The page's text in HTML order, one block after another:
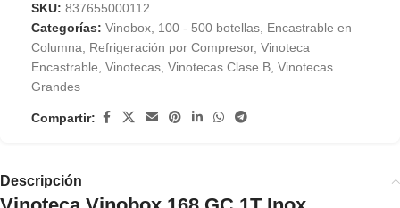
SKU: 837655000112
Categorías: Vinobox 100 - 500 botellas Encastrable en
Columna
Refrigeración por Compresor, Vinoteca
Encastrable Vinotecas Vinotecas Clase B Vinotecas
Grandes
Compartir:
Descripción